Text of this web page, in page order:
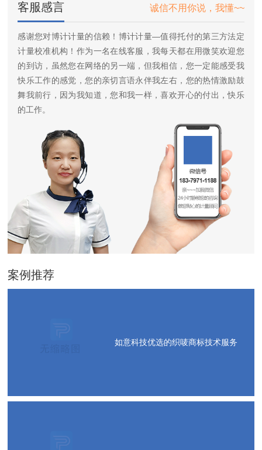
客服感言 诚信不用你说，我懂~~
感谢您对博计计量的信赖！博计计量—值得托付的第三方法定
计量校准机构！作为一名在线客服，我每天都在用微笑欢迎您
的到访，虽然您在网络的另一端，但我相信，您一定能感受我
快乐工作的感觉，您的亲切言语永伴我左右，您的热情激励鼓
舞我前行，因为我知道，您和我一样，喜欢开心的付出，快乐
的工作。
案例推荐
如意科技优选的织唛商标技术服务